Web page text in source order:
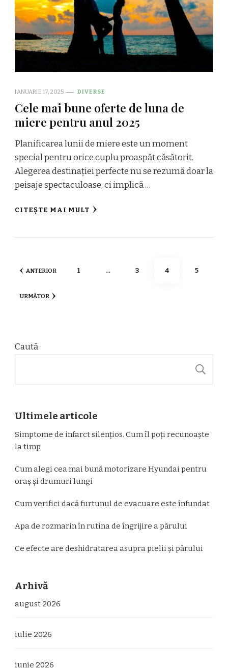
IANUARIE 17, 2025 DIVERSE
Cele mai bune oferte de luna de
miere pentru anul 2025
Planificarea lunii de miere este un moment
special pentru orice cuplu proaspăt căsătorit.
Alegerea destinației perfecte nu se rezumă doar la
peisaje spectaculoase, ci implică …
CITEȘTE MAI MULT
Paginație
ANTERIOR PAGINĂ
1 … PAGINĂ
3 PAGINĂ
4 PAGINĂ
5
URMĂTOR
Caută
Ultimele articole
Simptome de infarct silențios. Cum îl poți recunoaște
la timp
Cum alegi cea mai bună motorizare Hyundai pentru
oraș și drumuri lungi
Cum verifici dacă furtunul de evacuare este înfundat
Apa de rozmarin în rutina de îngrijire a părului
Ce efecte are deshidratarea asupra pielii și părului
Arhivă
august 2026
iulie 2026
iunie 2026